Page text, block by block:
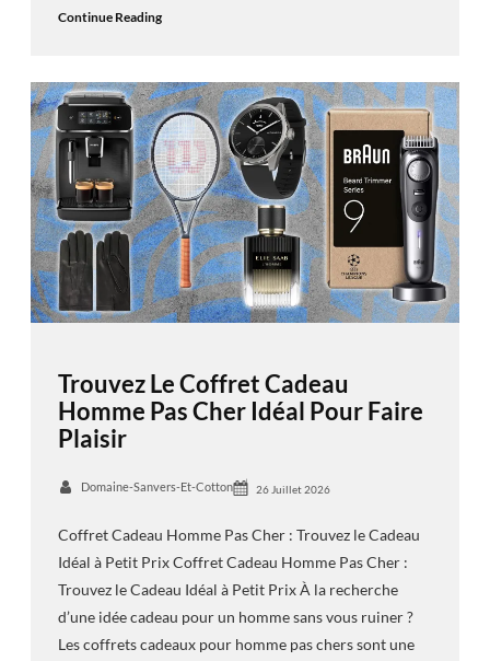
Continue Reading
Trouvez Le Coffret Cadeau
Homme Pas Cher Idéal Pour Faire
Plaisir
Domaine-Sanvers-Et-Cotton 26 Juillet 2026
Coffret Cadeau Homme Pas Cher : Trouvez le Cadeau
Idéal à Petit Prix Coffret Cadeau Homme Pas Cher :
Trouvez le Cadeau Idéal à Petit Prix À la recherche
d’une idée cadeau pour un homme sans vous ruiner ?
Les coffrets cadeaux pour homme pas chers sont une